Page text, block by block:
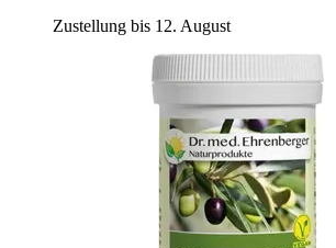
Zustellung bis 12. August